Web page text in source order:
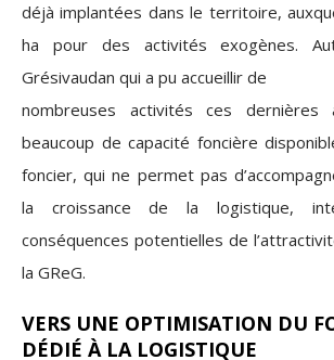
déjà implantées dans le territoire,
ha pour des activités exogènes.
Grésivaudan qui a pu accueillir de
nombreuses activités ces dernières
beaucoup de capacité foncière
foncier, qui ne permet pas
la croissance de la logistique,
conséquences potentielles de
la GReG.
VERS UNE OPTIMISATION DU
DÉDIÉ À LA LOGISTIQUE